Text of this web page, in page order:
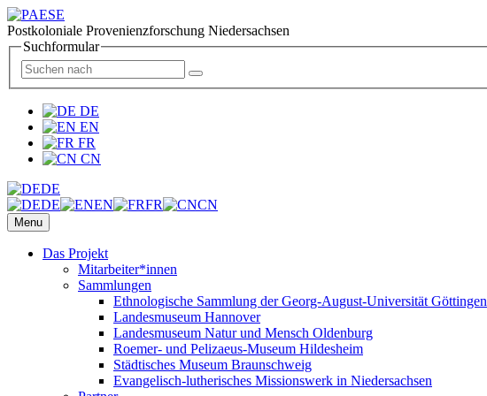
Postkoloniale Provenienzforschung Niedersachsen
Suchformular
DE
EN
FR
CN
DE
DE
EN FR CN
Menu
Das Projekt
Mitarbeiter*innen
Sammlungen
Ethnologische Sammlung der Georg-August-Universität Göttingen
Landesmuseum Hannover
Landesmuseum Natur und Mensch Oldenburg
Roemer- und Pelizaeus-Museum Hildesheim
Städtisches Museum Braunschweig
Evangelisch-lutherisches Missionswerk in Niedersachsen